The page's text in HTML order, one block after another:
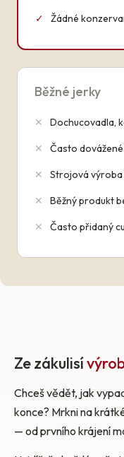
✓ Žádné
Běžné jerky
✕ Dochucovadla,
✕ Často
✕ Strojová výroba
✕ Běžný produkt
✕ Často přidaný
Ze zákulisí
Chceš vědět, jak
konce? Mrkni na
— od prvního krájení